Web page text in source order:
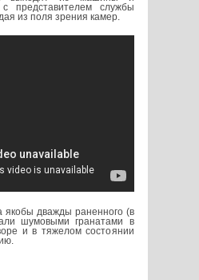
представителем службы
из поля зрения камер.
дважды раненного (в
шумовыми гранатами в
и в тяжелом состоянии